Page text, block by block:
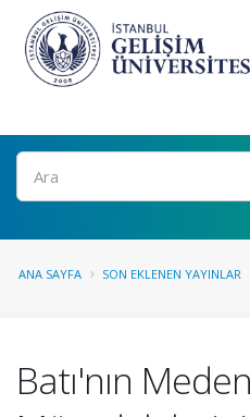
Ara
ANA SAYFA SON EKLENEN YAYINLAR
Batı'nın